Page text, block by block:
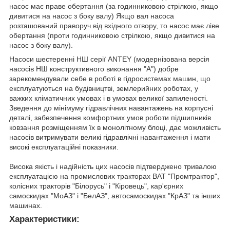
насос має праве обертання (за годинниковою стрілкою, якщо
дивитися на насос з боку валу) Якщо вал насоса
розташований праворуч від вхідного отвору, то насос має ліве
обертання (проти годинниковою стрілкою, якщо дивитися на
насос з боку валу).
Насоси шестеренні НШ серії ANTEY (модернізована версія
насосів НШ конструктивного виконання "A") добре
зарекомендували себе в роботі в гідросистемах машин, що
експлуатуються на будівництві, землерийних роботах, у
важких кліматичних умовах і в умовах великої запиленості.
Зведення до мінімуму гідравлічних навантажень на корпусні
деталі, забезпечення комфортних умов роботи підшипників
ковзання розміщенням їх в монолітному блоці, дає можливість
насосів витримувати великі гідравлічні навантаження і мати
високі експлуатаційні показники.
Висока якість і надійність цих насосів підтверджено тривалою
експлуатацією на промислових тракторах ВАТ "Промтрактор",
колісних тракторів "Білорусь" і "Кіровець", кар'єрних
самоскидах "МоАЗ" і "БелАЗ", автосамоскидах "КрАЗ" та інших
машинах.
Характеристики: